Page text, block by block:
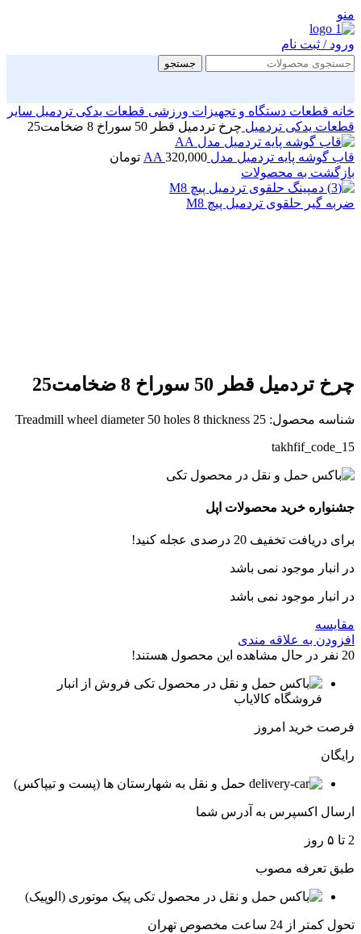
منو
ورود / ثبت نام
جستجو
خانه قطعات دستگاه و تجهیزات ورزشی قطعات یدکی تردمیل سایر
قطعات یدکی تردمیل چرخ تردمیل قطر 50 سوراخ 8 ضخامت25
قاب گوشه پایه تردمیل مدل AA 320,000
تومان
بازگشت به محصولات
ضربه گیر حلقوی تردمیل پیچ M8
چرخ تردمیل قطر 50 سوراخ 8 ضخامت25
شناسه محصول: Treadmill wheel diameter 50 holes 8 thickness 25
takhfif_code_15
جشنواره خرید محصولات اپل
برای دریافت تخفیف 20 درصدی عجله کنید!
در انبار موجود نمی باشد
در انبار موجود نمی باشد
مقایسه
افزودن به علاقه مندی
20 نفر در حال مشاهده این محصول هستند!
فروش از انبار
فروشگاه کالایاب
فرصت خرید امروز
رایگان
حمل و نقل به شهارستان ها (پست و تیپاکس)
ارسال اکسپرس به آدرس شما
2 تا ۵ روز
طبق تعرفه مصوب
پیک موتوری (الوپیک)
تحول کمتر از 24 ساعت مخصوص تهران